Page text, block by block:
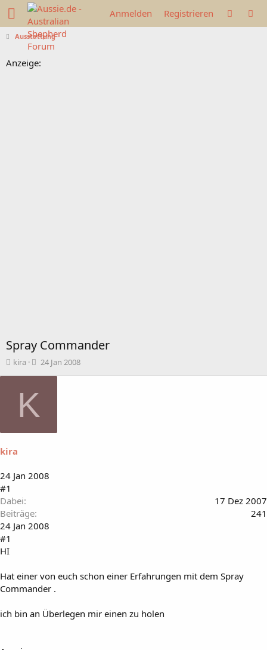
Anmelden Registrieren
Ausstattung
Anzeige:
Spray Commander
T
t
r
e
kira
B
n
a
24 Jan 2008
K
kira
24 Jan 2008
#1
Dabei
17 Dez 2007
Beiträge
241
24 Jan 2008
#1
HI
Hat einer von euch schon einer Erfahrungen mit dem Spray
Commander .
ich bin an Überlegen mir einen zu holen